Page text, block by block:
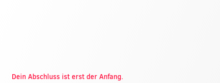
Dein Abschluss ist erst der Anfang.